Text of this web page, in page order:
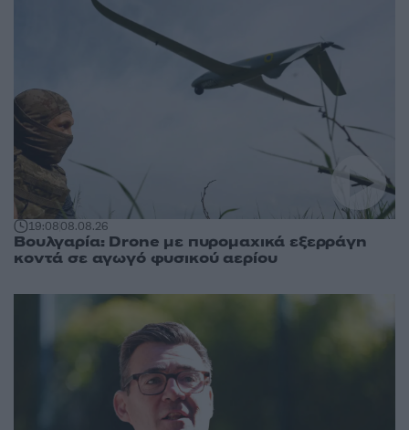
19:0808.08.26
Βουλγαρία: Drone με πυρομαχικά εξερράγη
κοντά σε αγωγό φυσικού αερίου